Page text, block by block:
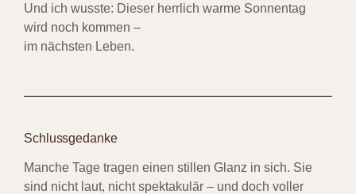
Und ich wusste: Dieser herrlich warme Sonnentag
wird noch kommen –
im nächsten Leben.
Schlussgedanke
Manche Tage tragen einen stillen Glanz in sich. Sie
sind nicht laut, nicht spektakulär – und doch voller